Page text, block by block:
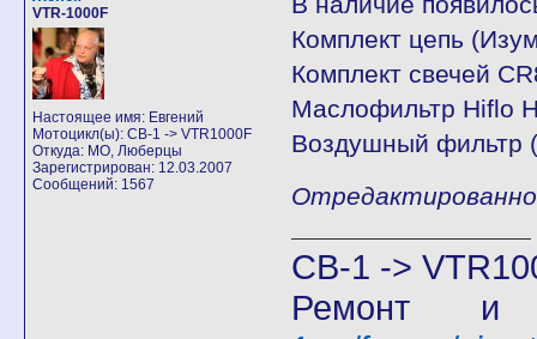
VTR-1000F
Настоящее имя: Евгений
Мотоцикл(ы): CB-1 -> VTR1000F
Откуда: МО, Люберцы
Зарегистрирован: 12.03.2007
Сообщений: 1567
Комплект цепь
Комплект свечей
Маслофильтр Hiflo
Воздушный фильтр
CB-1 ->
Ремонт и